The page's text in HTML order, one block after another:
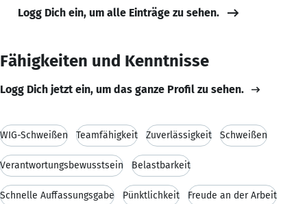
Logg Dich ein, um alle Einträge zu sehen.
Fähigkeiten und Kenntnisse
Logg Dich jetzt ein, um das ganze Profil zu sehen.
WIG-Schweißen Teamfähigkeit Zuverlässigkeit Schweißen
Verantwortungsbewusstsein Belastbarkeit
Schnelle Auffassungsgabe Pünktlichkeit Freude an der Arbeit